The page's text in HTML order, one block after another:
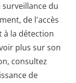
du
de l'accès
à la détection
plus sur son
consultez
de